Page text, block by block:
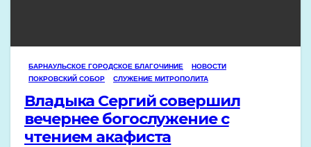
БАРНАУЛЬСКОЕ ГОРОДСКОЕ БЛАГОЧИНИЕ
НОВОСТИ
ПОКРОВСКИЙ СОБОР
СЛУЖЕНИЕ МИТРОПОЛИТА
Владыка Сергий совершил
вечернее богослужение с
чтением акафиста